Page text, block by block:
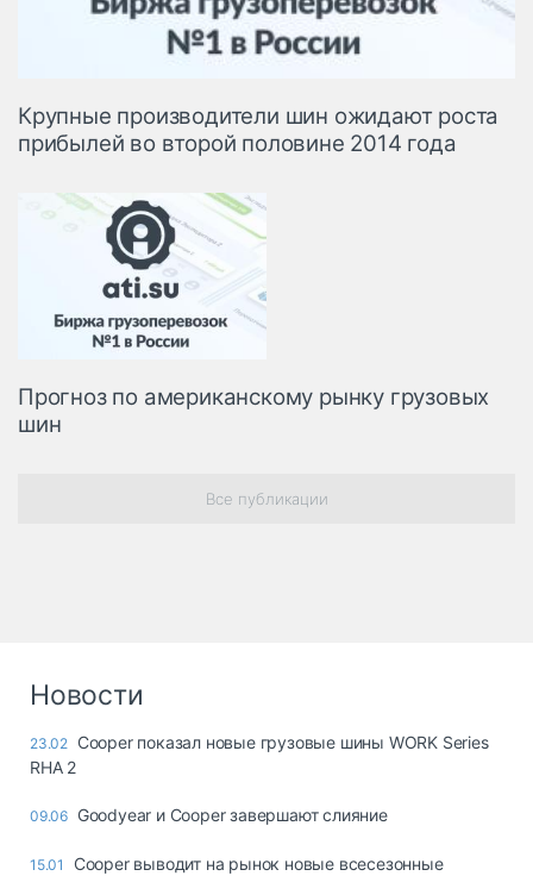
Крупные производители шин ожидают роста
прибылей во второй половине 2014 года
Прогноз по американскому рынку грузовых
шин
Все публикации
Новости
23.02 Cooper показал новые грузовые шины WORK Series
RHA 2
09.06 Goodyear и Cooper завершают слияние
15.01
Cooper выводит на рынок новые всесезонные